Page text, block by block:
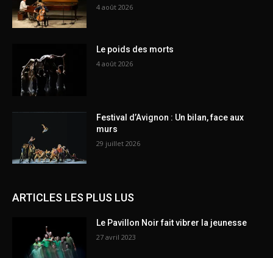
4 août 2026
Le poids des morts
4 août 2026
Festival d’Avignon : Un bilan, face aux
murs
29 juillet 2026
ARTICLES LES PLUS LUS
Le Pavillon Noir fait vibrer la jeunesse
27 avril 2023